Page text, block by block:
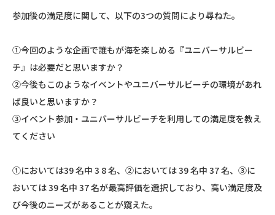
参加後の満足度に関して、以下の3つの質問により尋ねた。
①今回のような企画で誰もが海を楽しめる『ユニバーサルビー
チ』は必要だと思いますか？
②今後もこのようなイベントやユニバーサルビーチの環境があれ
ば良いと思いますか？
③イベント参加・ユニバーサルビーチを利用しての満足度を教え
てください
①においては39 名中 3 8 名、②においては 39 名中 37 名、③に
おいては 39 名中 37 名が最高評価を選択しており、高い満足度及
び今後のニーズがあることが窺えた。